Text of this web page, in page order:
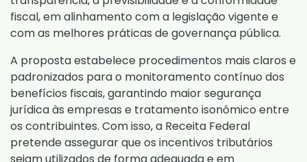
fiscal, em alinhamento com a legislação vigente e
com as melhores práticas de governança pública.
A proposta estabelece procedimentos mais claros e
padronizados para o monitoramento contínuo dos
benefícios fiscais, garantindo maior segurança
jurídica às empresas e tratamento isonômico entre
os contribuintes. Com isso, a Receita Federal
pretende assegurar que os incentivos tributários
sejam utilizados de forma adequada e em